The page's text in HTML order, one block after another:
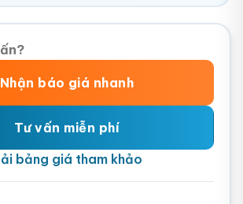
Nhận báo giá nhanh
Tư vấn miễn phí
bảng giá tham khảo